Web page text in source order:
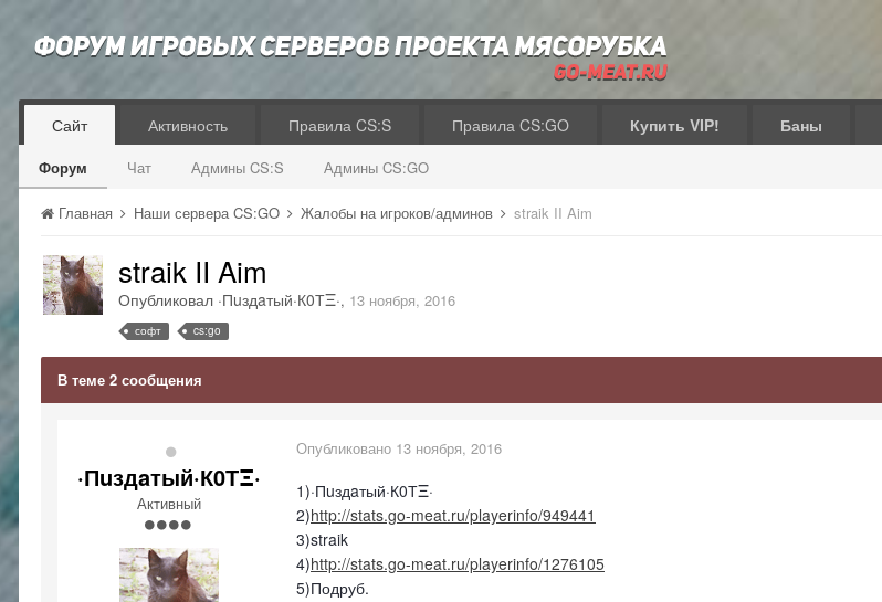
Сайт
Форум Чат Админы CS:S Админы CS:GO
Активность Правила CS:S Правила CS:GO Купить VIP! Баны
Главная Наши сервера CS:GO Жалобы на игроков/админов straik II Aim
straik II Aim
Опубликовал ·Пuздaтый·К0ТΞ·, 13 ноября, 2016
софт cs:go
В теме 2 сообщения
·Пuздaтый·К0ТΞ·
Активный
Опубликовано 13 ноября, 2016
1)·Пuздaтый·К0ТΞ·
2)http://stats.go-meat.ru/playerinfo/949441
3)straik
4)http://stats.go-meat.ru/playerinfo/1276105
5)Подруб.